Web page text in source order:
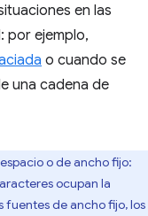
en las
por ejemplo,
o cuando se
una cadena de
o de ancho fijo:
ocupan la
fuentes de ancho fijo, los